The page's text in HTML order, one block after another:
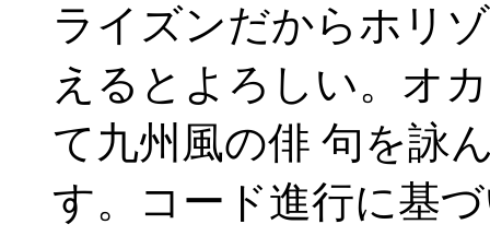
ライズンだからホリ
えるとよろしい。オ
て九州風の俳 句を詠
す。コード進行に基